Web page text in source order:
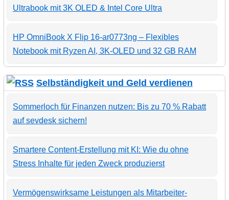
Ultrabook mit 3K OLED & Intel Core Ultra
HP OmniBook X Flip 16-ar0773ng – Flexibles
Notebook mit Ryzen AI, 3K-OLED und 32 GB RAM
Selbständigkeit und Geld verdienen
Sommerloch für Finanzen nutzen: Bis zu 70 % Rabatt
auf sevdesk sichern!
Smartere Content-Erstellung mit KI: Wie du ohne
Stress Inhalte für jeden Zweck produzierst
Vermögenswirksame Leistungen als Mitarbeiter-